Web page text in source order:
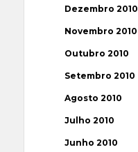
Dezembro 2010
Novembro 2010
Outubro 2010
Setembro 2010
Agosto 2010
Julho 2010
Junho 2010